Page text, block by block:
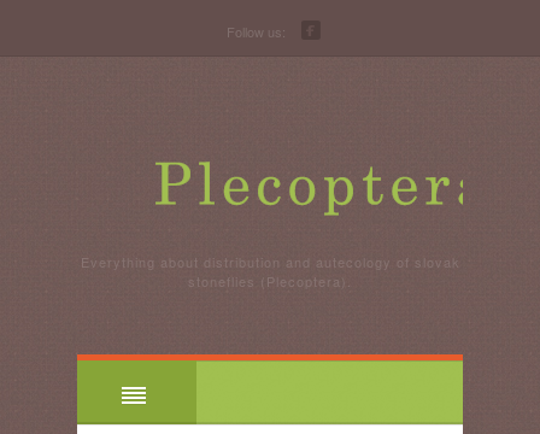
Follow us:
Everything about distribution and autecology of slovak
stoneflies (Plecoptera).